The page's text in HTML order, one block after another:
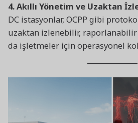
4. Akıllı Yönetim ve Uzaktan
DC istasyonlar, OCPP gibi
uzaktan izlenebilir,
da işletmeler için operasyonel